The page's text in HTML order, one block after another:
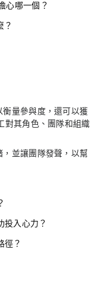
心哪一個？
？
衡量參與度，還可以獲
對其角色、團隊和組織
，並讓團隊發聲，以幫
投入心力？
徑？